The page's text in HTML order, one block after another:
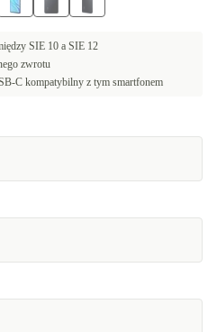
SIE 10 a SIE 12
zwrotu
C kompatybilny z tym smartfonem